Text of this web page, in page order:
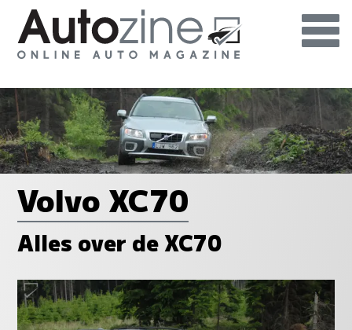
Volvo XC70
Alles over de XC70